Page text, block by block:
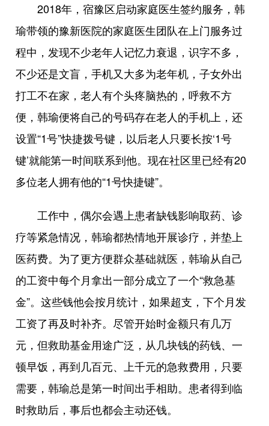
2018年，宿豫区启动家庭医生签约服务，韩
瑜带领的豫新医院的家庭医生团队在上门服务过
程中，发现不少老年人记忆力衰退，识字不多，
不少还是文盲，手机又大多为老年机，子女外出
打工不在家，老人有个头疼脑热的，呼救不方
便，韩瑜便将自己的号码存在老人的手机上，还
设置“1号”快捷拨号键，以后老人只要长按‘1号
键’就能第一时间联系到他。现在社区里已经有20
多位老人拥有他的“1号快捷键”。
工作中，偶尔会遇上患者缺钱影响取药、诊
疗等紧急情况，韩瑜都热情地开展诊疗，并垫上
医药费。为了更方便群众基础就医，韩瑜从自己
的工资中每个月拿出一部分成立了一个“救急基
金”。这些钱他会按月统计，如果超支，下个月发
工资了再及时补齐。尽管开始时金额只有几万
元，但救助基金用途广泛，从几块钱的药钱、一
顿早饭，再到几百元、上千元的急救费用，只要
需要，韩瑜总是第一时间出手相助。患者得到临
时救助后，事后也都会主动还钱。